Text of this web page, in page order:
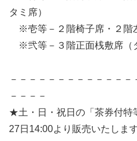
タミ席）
※壱等－２階椅子席・２階
※弐等－３階正面桟敷席（
－－－－－－－－－－－－
－－－－
★土・日・祝日の「茶券付特
27日14:00より販売いたします